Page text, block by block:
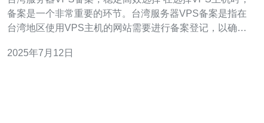
备案是一个非常重要的环节。台湾服务器VPS备案是指在
台湾地区使用VPS主机的网站需要进行备案登记，以确保
定性和性能方面有着明显优势。台湾地区的网络基础设施
2025年7月12日